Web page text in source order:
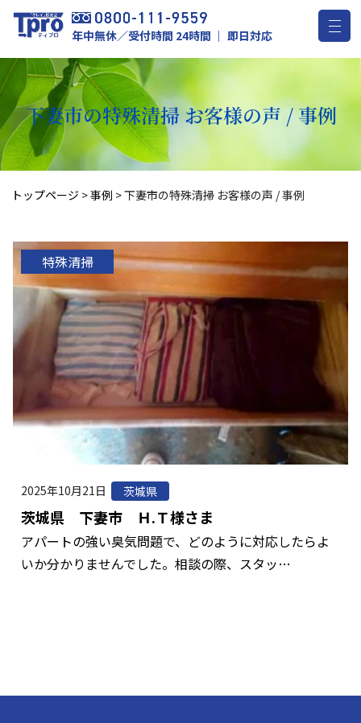
年中無休／受付時間 24時間 ｜ 即日対応
下妻市の特殊清掃 お客様の声 / 事例
トップページ >事例 >下妻市の特殊清掃 お客様の声 / 事例
特殊清掃
2025年10月21日 茨城県
茨城県 下妻市 Ｈ.Ｔ様さま
アパートの強い臭気問題で、どのように対応したらよ
いか分かりませんでした。相談の際、スタッ…